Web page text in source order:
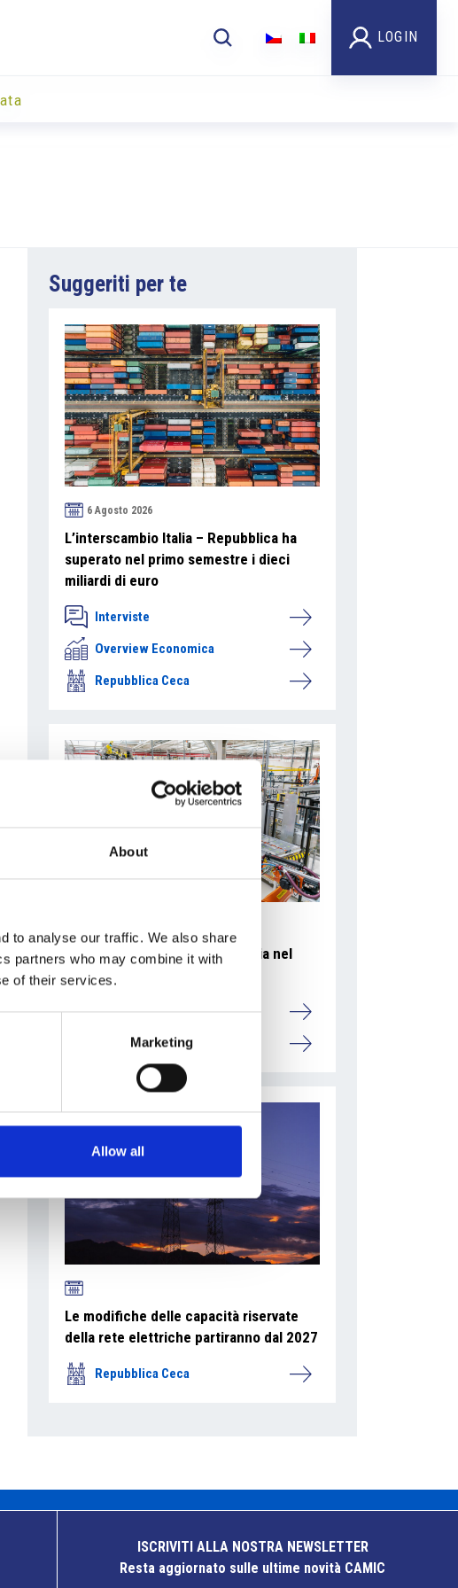
About
to analyse our traffic. We also share
partners who may combine it with
of their services.
Marketing
Allow all
LOGIN
Suggeriti per te
6 Agosto 2026
L’interscambio Italia – Repubblica ha
superato nel primo semestre i dieci
miliardi di euro
Interviste
Overview Economica
Repubblica Ceca
Accelera la ripresa dell’industria nel
corso del primo semestre
Overview Economica
Repubblica Ceca
Le modifiche delle capacità riservate
della rete elettriche partiranno dal 2027
Repubblica Ceca
ISCRIVITI ALLA NOSTRA NEWSLETTER
Resta aggiornato sulle ultime novità CAMIC